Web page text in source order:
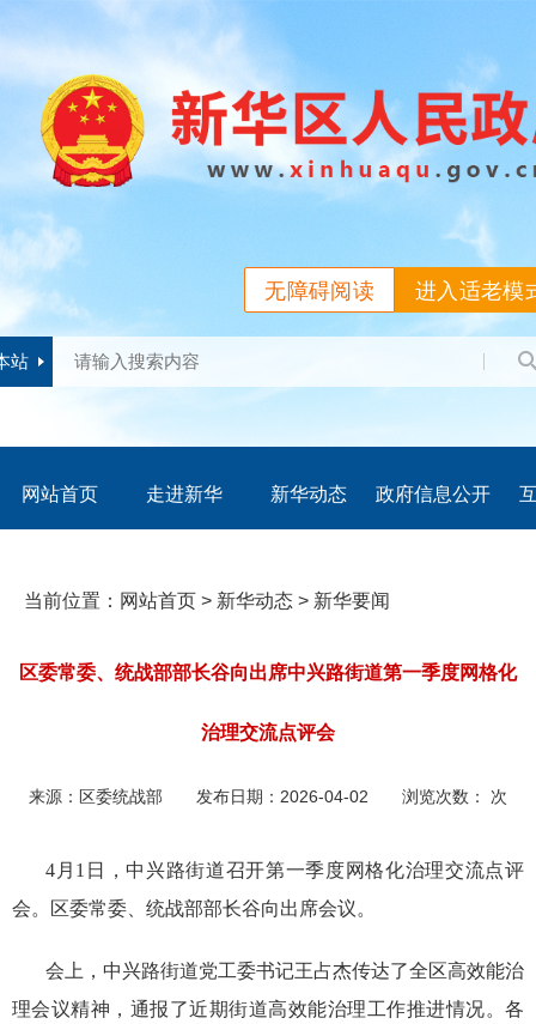
进入适老模
无障碍阅读
站
网站首页 走进新华 新华动态 政府信息公开
当前位置： 网站首页 > 新华动态 > 新华要闻
区委常委、统战部部长谷向出席中兴路街道第一季度网格化
治理交流点评会
来源： 区委统战部 发布日期： 2026-04-02 浏览次数： 次
4月1日，中兴路街道召开第一季度网格化治理交流点评
会。区委常委、统战部部长谷向出席会议。
会上，中兴路街道党工委书记王占杰传达了全区高效能治
理会议精神，通报了近期街道高效能治理工作推进情况。各